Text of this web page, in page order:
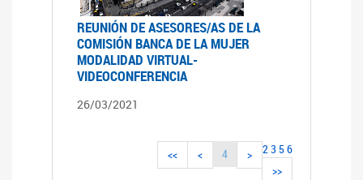
REUNIÓN DE ASESORES/AS DE LA
COMISIÓN BANCA DE LA MUJER
MODALIDAD VIRTUAL-
VIDEOCONFERENCIA
26/03/2021
<< < 23
4 56
>
>>